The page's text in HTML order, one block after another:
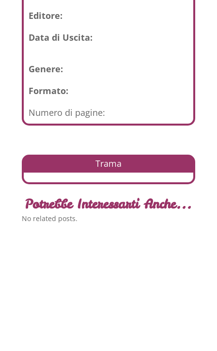
Editore:
Data di Uscita:
Genere:
Formato:
Numero di pagine:
Trama
Potrebbe Interessarti Anche...
No related posts.